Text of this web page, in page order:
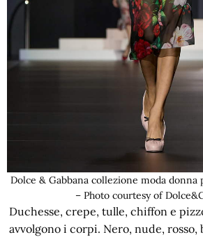
Dolce & Gabbana collezione moda donna
– Photo courtesy of
Duchesse, crepe, tulle, chiffon e
avvolgono i corpi. Nero, nude, rosso,